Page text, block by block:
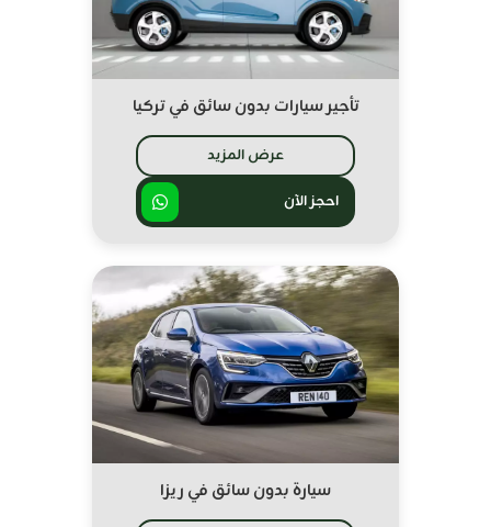
تأجير سيارات بدون سائق في تركيا
عرض المزيد
احجز الآن
سيارة بدون سائق في ريزا